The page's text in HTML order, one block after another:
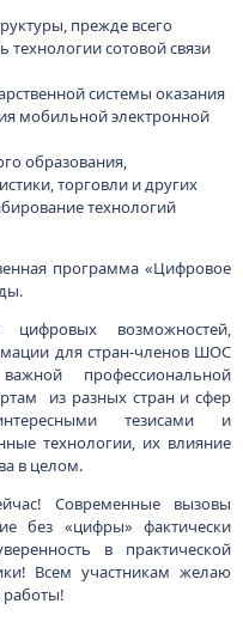
прежде всего
технологии сотовой связи
системы оказания
мобильной электронной
образования,
торговли и других
технологий
программа «Цифровое
цифровых возможностей,
для стран-членов ШОС
профессиональной
из разных стран и сфер
тезисами и
технологии, их влияние
в целом.
Современные вызовы
без «цифры» фактически
в практической
Всем участникам желаю